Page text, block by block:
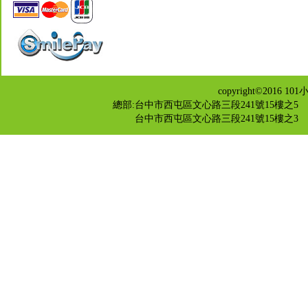
copyright©2016
總部:台中市西屯區文心路三段241號15樓之5
台中市西屯區文心路三段241號15樓之